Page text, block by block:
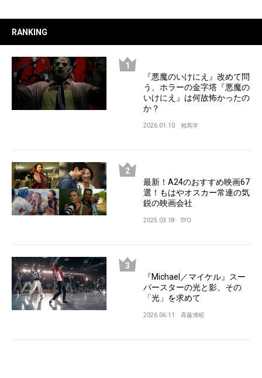
RANKING
『悪魔のいけにえ』改めて問
う、ホラーの金字塔『悪魔の
いけにえ』は何故怖かったの
か？
2026.01.10 相馬学
最新！A24のおすすめ映画67
選！もはやオスカー常連の気
鋭の映画会社
2025.03.18 SYO
『Michael／マイケル』スー
パースターの光と影、その
「光」を求めて
2026.06.11 斉藤博昭